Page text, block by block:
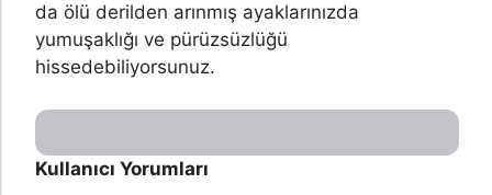
da ölü derilden arınmış ayaklarınızda
yumuşaklığı ve pürüzsüzlüğü
hissedebiliyorsunuz.
Kullanıcı Yorumları